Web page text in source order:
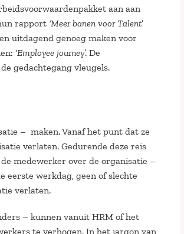
aan aan
rapport ‘Meer banen voor Talent’
uitdagend genoeg maken voor
‘Employee journey’. De
gedachtegang vleugels.
– maken. Vanaf het punt dat ze
verlaten. Gedurende deze reis
medewerker over de organisatie –
eerste werkdag, geen of slechte
verlaten.
– kunnen vanuit HRM of het
te verhogen. In het jargon van